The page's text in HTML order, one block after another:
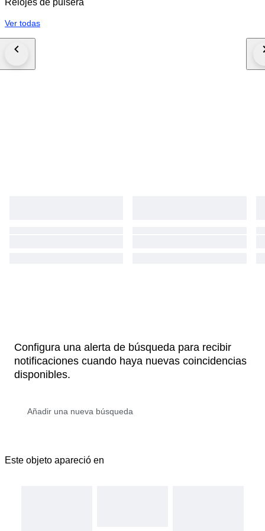
Relojes de pulsera
Ver todas
Configura una alerta de búsqueda para recibir
notificaciones cuando haya nuevas coincidencias
disponibles.
Este objeto apareció en